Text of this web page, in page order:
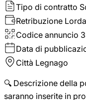
Tipo di contratto
Retribuzione Lorda
Codice annuncio
Data di
Città Legnago
🔍 Descrizione della
saranno inserite in